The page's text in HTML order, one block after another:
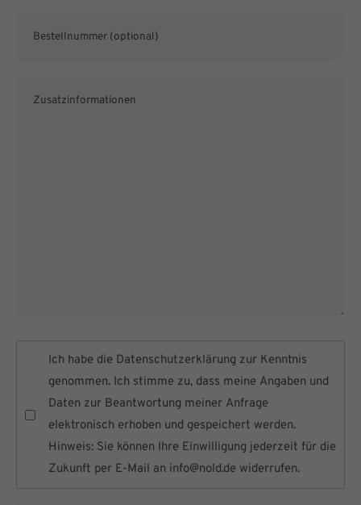
Ich habe die Datenschutzerklärung zur Kenntnis
genommen. Ich stimme zu, dass meine Angaben und
Daten zur Beantwortung meiner Anfrage
elektronisch erhoben und gespeichert werden.
Hinweis: Sie können Ihre Einwilligung jederzeit für die
Zukunft per E-Mail an info@nold.de widerrufen.